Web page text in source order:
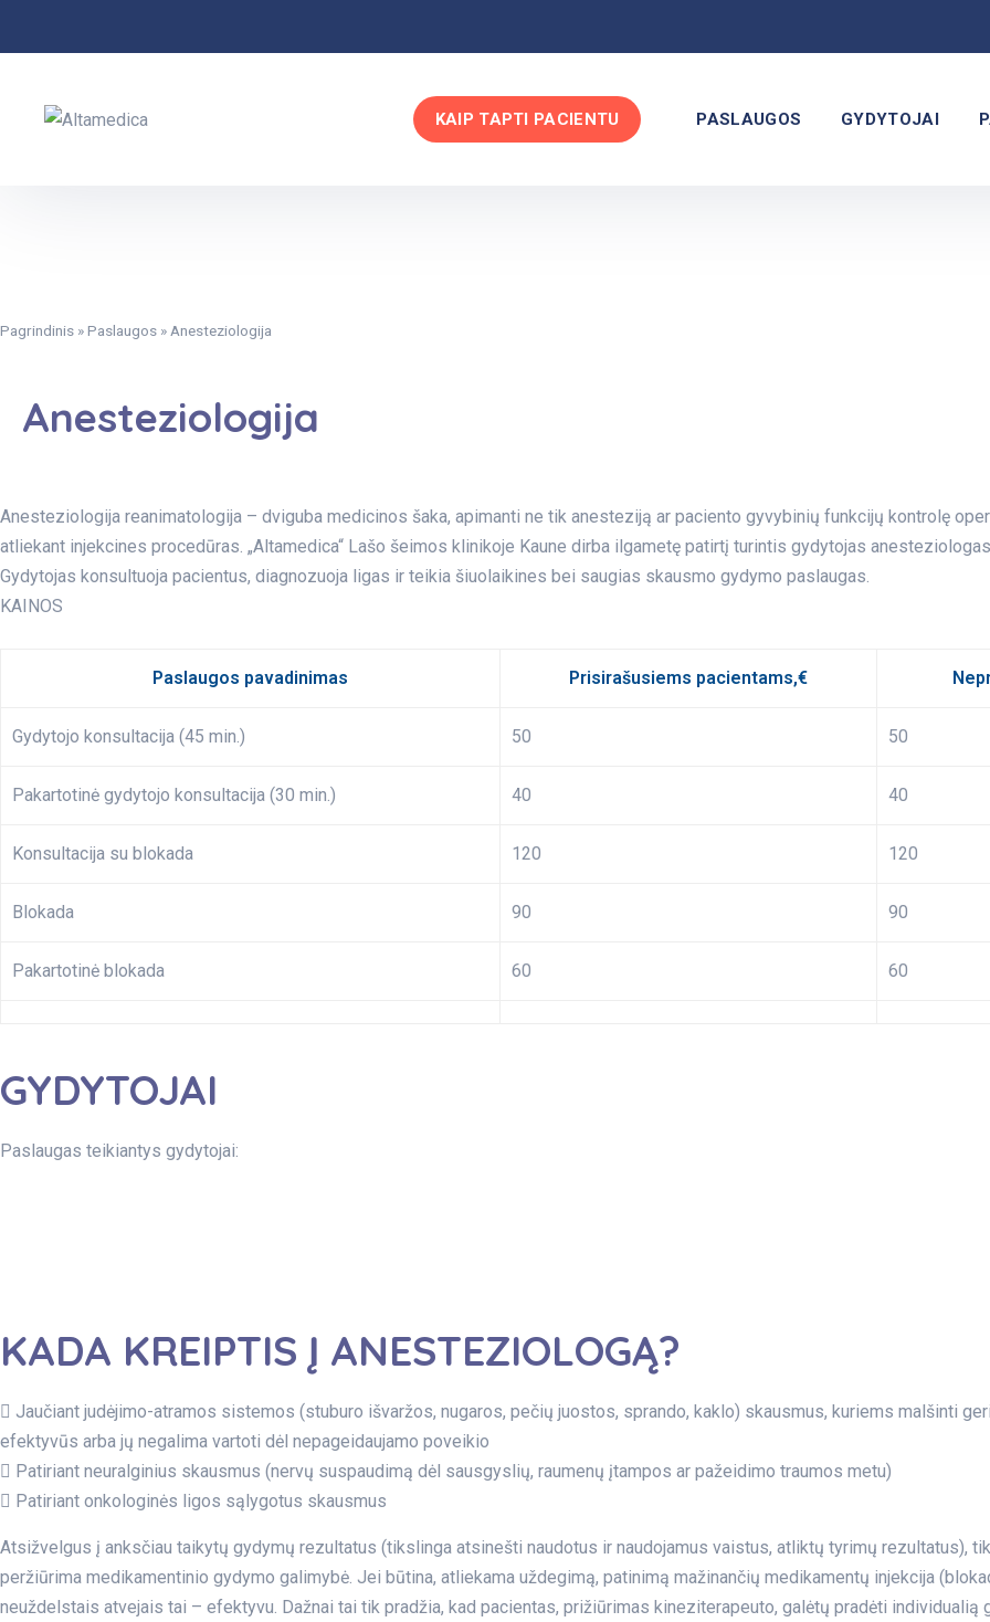
KAIP TAPTI PACIENTU PASLAUGOS GYDYTOJAI
Pagrindinis »Paslaugos » Anesteziologija
Anesteziologija
Anesteziologija reanimatologija – dviguba medicinos šaka, apimanti ne tik anesteziją ar paciento gyvybinių funkcijų kontrolę
atliekant injekcines procedūras. „Altamedica“ Lašo šeimos klinikoje Kaune dirba ilgametę patirtį turintis gydytojas
Gydytojas konsultuoja pacientus, diagnozuoja ligas ir teikia šiuolaikines bei saugias skausmo gydymo paslaugas.
KAINOS
Paslaugos pavadinimas Prisirašusiems pacientams,€
Gydytojo konsultacija (45 min.) 50 50
Pakartotinė gydytojo konsultacija (30 min.) 40 40
Konsultacija su blokada 120 120
Blokada 90 90
Pakartotinė blokada 60 60
GYDYTOJAI​
Paslaugas teikiantys gydytojai:
KADA KREIPTIS Į ANESTEZIOLOGĄ?
Jaučiant judėjimo-atramos sistemos (stuburo išvaržos, nugaros, pečių juostos, sprando, kaklo) skausmus, kuriems malšinti
efektyvūs arba jų negalima vartoti dėl nepageidaujamo poveikio
Patiriant neuralginius skausmus (nervų suspaudimą dėl sausgyslių, raumenų įtampos ar pažeidimo traumos metu)
Patiriant onkologinės ligos sąlygotus skausmus
Atsižvelgus į anksčiau taikytų gydymų rezultatus (tikslinga atsinešti naudotus ir naudojamus vaistus, atliktų tyrimų rezultatus),
peržiūrima medikamentinio gydymo galimybė. Jei būtina, atliekama uždegimą, patinimą mažinančių medikamentų injekcija
neuždelstais atvejais tai – efektyvu. Dažnai tai tik pradžia, kad pacientas, prižiūrimas kineziterapeuto, galėtų pradėti individualią